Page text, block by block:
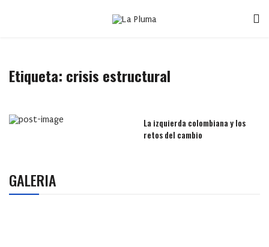
Etiqueta: crisis estructural
La izquierda colombiana y los
retos del cambio
GALERIA